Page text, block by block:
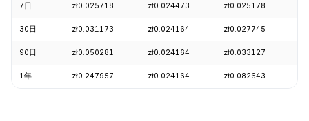
7日 zł0.025718 zł0.024473 zł0.025178
30日 zł0.031173 zł0.024164 zł0.027745
90日 zł0.050281 zł0.024164 zł0.033127
1年 zł0.247957 zł0.024164 zł0.082643